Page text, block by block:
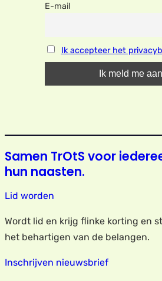
E-mail
Ik accepteer het
Samen TrOtS voor
hun naasten.
Lid worden
Wordt lid en krijg flinke korting en
het behartigen van de belangen.
Inschrijven nieuwsbrief